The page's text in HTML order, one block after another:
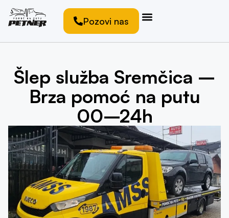
Pozovi nas
Šlep služba Sremčica –
Brza pomoć na putu
00–24h